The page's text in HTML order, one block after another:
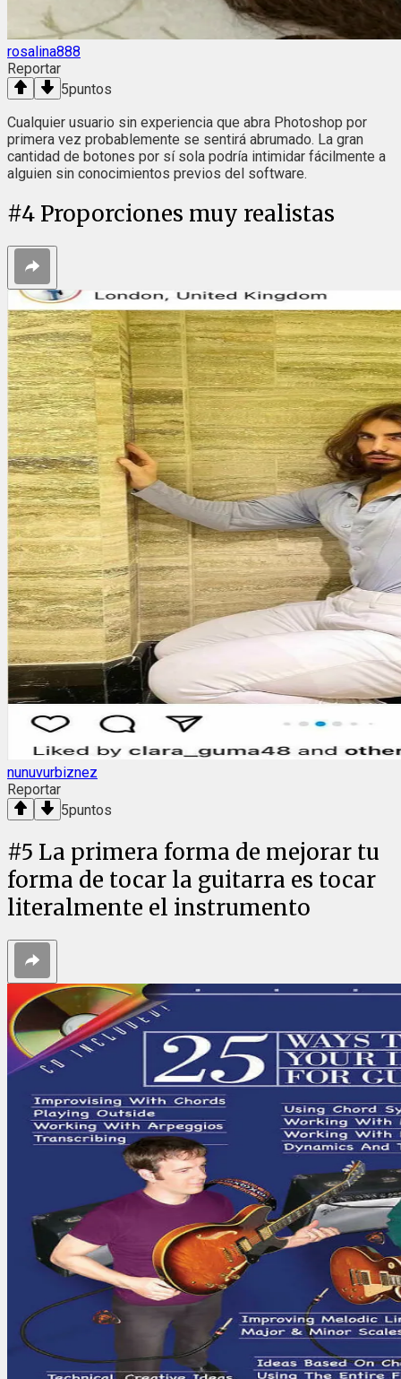
rosalina888
Reportar
5puntos
Cualquier usuario sin experiencia que abra Photoshop por
primera vez probablemente se sentirá abrumado. La gran
cantidad de botones por sí sola podría intimidar fácilmente a
alguien sin conocimientos previos del software.
#4 Proporciones muy realistas
nunuvurbiznez
Reportar
5puntos
#5 La primera forma de mejorar tu
forma de tocar la guitarra es tocar
literalmente el instrumento